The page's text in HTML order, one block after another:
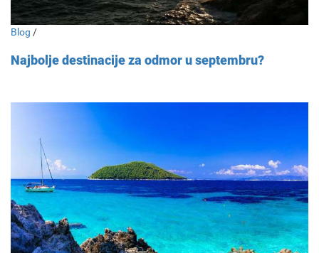
Blog /
Najbolje destinacije za odmor u septembru?